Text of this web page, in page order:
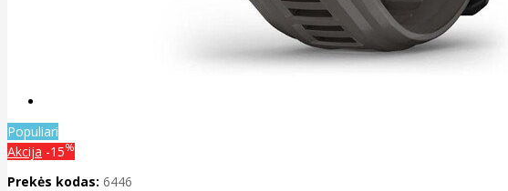
Populiari
Akcija -15%
Prekės kodas: 6446